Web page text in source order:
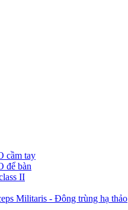
cầm tay
để bàn
II
Militaris - Đông trùng hạ thảo